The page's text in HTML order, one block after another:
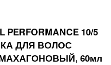
PERFORMANCE 10/5
ДЛЯ ВОЛОС
60мл